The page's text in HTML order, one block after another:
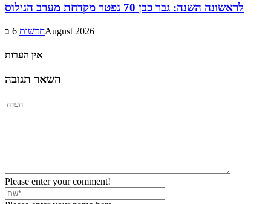
לראשונה השנה: גבר כבן 70 נפטר מקדחת מערב הנילוס
חדשות6 בAugust 2026
אין הערות
השאר תגובה
Please enter your comment!